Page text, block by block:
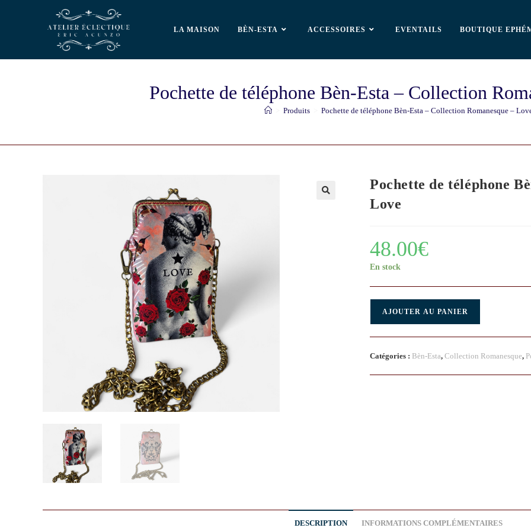
LA MAISON BÈN-ESTA ACCESSOIRES EVENTAILS BOUTIQUE
Pochette de téléphone Bèn-Esta – Collection
Produits Pochette de téléphone Bèn-Esta – Collection Romanesque –
Pochette de téléphone
Love
48.00€
En stock
AJOUTER AU PANIER
Catégories : Bèn-Esta, Collection Romanesque,
DESCRIPTION INFORMATIONS COMPLÉMENTAIRES